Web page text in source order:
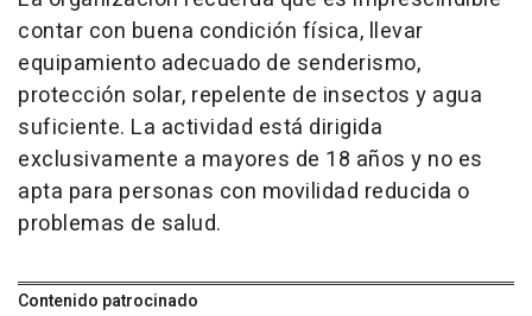
contar con buena condición física, llevar
equipamiento adecuado de senderismo,
protección solar, repelente de insectos y agua
suficiente. La actividad está dirigida
exclusivamente a mayores de 18 años y no es
apta para personas con movilidad reducida o
problemas de salud.
Contenido patrocinado